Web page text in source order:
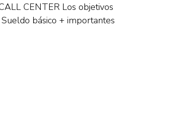
CENTER Los objetivos
básico + importantes